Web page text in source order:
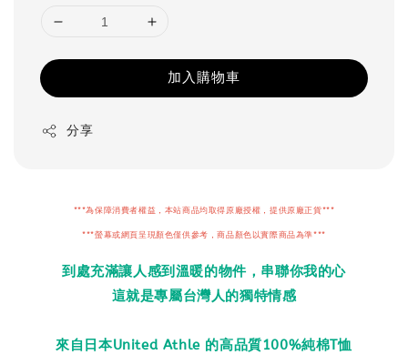
加入購物車
分享
***為保障消費者權益，本站商品均取得原廠授權，提供原廠正貨***
***螢幕或網頁呈現顏色僅供參考，商品顏色以實際商品為準***
到處充滿讓人感到溫暖的物件，串聯你我的心
這就是專屬台灣人的獨特情感
來自日本United Athle 的高品質100%純棉T恤